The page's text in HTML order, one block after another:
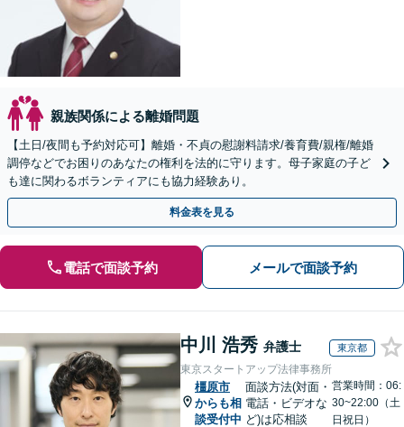
親族関係による離婚問題
【土日/夜間も予約対応可】離婚・不貞の慰謝料請求/養育費/親権/離婚
調停などでお困りのあなたの権利を法的に守ります。母子家庭の子ど
も達に関わるボランティアにも協力経験あり。
料金表を見る
電話で面談予約 メールで面談予約
中川 浩秀 弁護士 東京都
東京スタートアップ法律事務所
橿原市
からも相
談受付中
面談方法(対面・
電話・ビデオな
ど)は応相談
営業時間：06:
30~22:00（土
日祝日）